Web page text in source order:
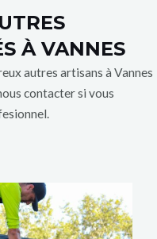
À VANNES
autres artisans à Vannes
contacter si vous